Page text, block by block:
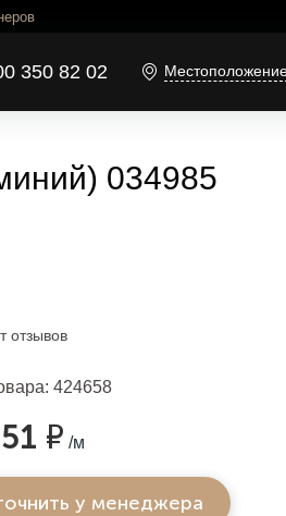
350 82 02
034985
отзывов
424658
₽ /м
у менеджера